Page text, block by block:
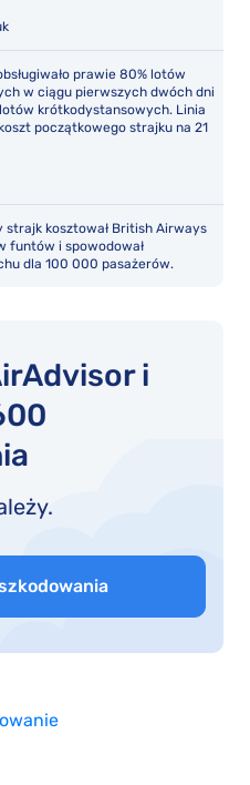
prawie 80% lotów
w ciągu pierwszych dwóch dni
krótkodystansowych. Linia
początkowego strajku na 21
strajk kosztował British Airways
funtów i spowodował
dla 100 000 pasażerów.
i